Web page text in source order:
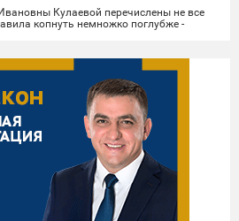
Кулаевой перечислены не все
копнуть немножко поглубже -